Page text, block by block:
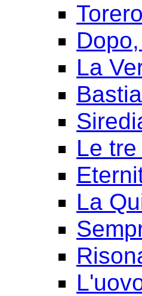
La
Bastia
Le
La